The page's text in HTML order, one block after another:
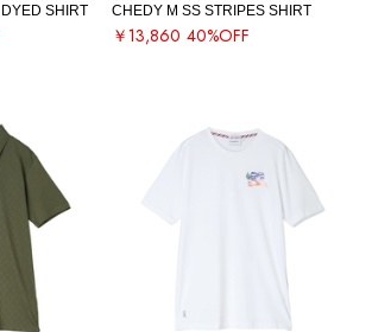
SHIRT CHEDY M SS STRIPES SHIRT
￥13,860 40%OFF